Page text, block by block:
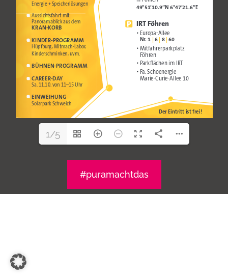
1/5
#puramachtdas